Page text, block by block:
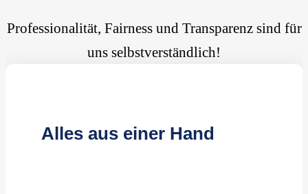
Professionalität, Fairness und Transparenz sind für
uns selbstverständlich!
Alles aus einer Hand